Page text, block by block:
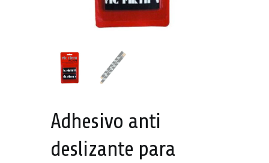
Adhesivo anti
deslizante para